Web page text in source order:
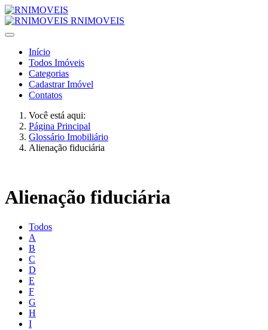
RNIMOVEIS
Início
Todos Imóveis
Categorias
Cadastrar Imóvel
Contatos
Você está aqui:
Página Principal
Glossário Imobiliário
Alienação fiduciária
Alienação fiduciária
Todos
A
B
C
D
E
F
G
H
I